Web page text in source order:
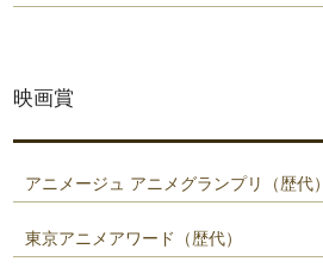
映画賞
アニメージュ アニメグランプリ（歴代）
東京アニメアワード（歴代）